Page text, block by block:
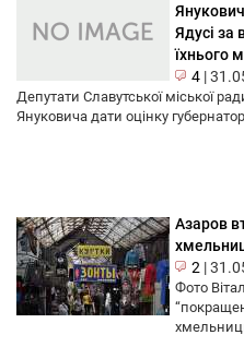
Ядусі за
їхнього
4 |
Депутати Славутської міської
Януковича дати оцінку
Азаров
2 |
Фото